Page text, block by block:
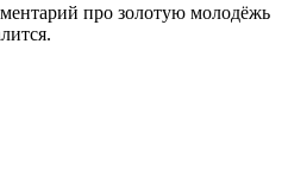
про золотую молодёжь